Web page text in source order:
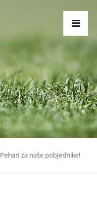
Pehari za naše pobjednike!